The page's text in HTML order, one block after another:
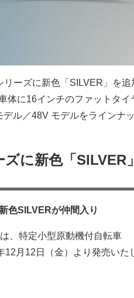
ーズに新色「SILVER」を追
体に16インチのファットタイ
ル／48V モデルをラインナッ
に新色「SILVER
色SILVERが仲間入り
、特定小型原動機付自転車
12月12日（金）より発売いた